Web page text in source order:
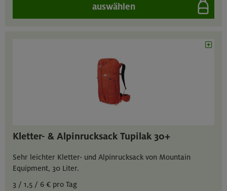
auswählen
Kletter- & Alpinrucksack Tupilak 30+
Sehr leichter Kletter- und Alpinrucksack von Mountain
Equipment, 30 Liter.
3 / 1,5 / 6 € pro Tag